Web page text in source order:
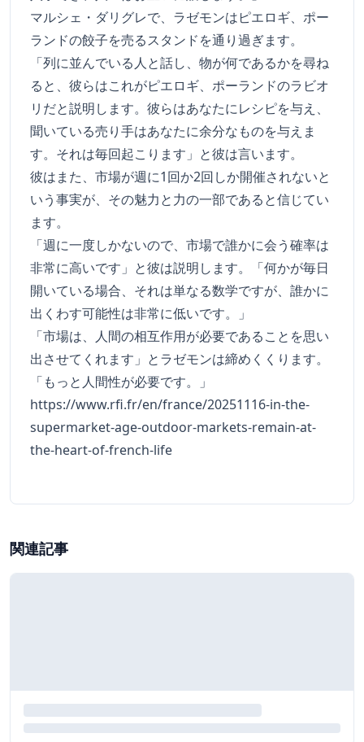
マルシェ・ダリグレで、ラゼモンはピエロギ、ポー
ランドの餃子を売るスタンドを通り過ぎます。
「列に並んでいる人と話し、物が何であるかを尋ね
ると、彼らはこれがピエロギ、ポーランドのラビオ
リだと説明します。彼らはあなたにレシピを与え、
聞いている売り手はあなたに余分なものを与えま
す。それは毎回起こります」と彼は言います。
彼はまた、市場が週に1回か2回しか開催されないと
いう事実が、その魅力と力の一部であると信じてい
ます。
「週に一度しかないので、市場で誰かに会う確率は
非常に高いです」と彼は説明します。「何かが毎日
開いている場合、それは単なる数学ですが、誰かに
出くわす可能性は非常に低いです。」
「市場は、人間の相互作用が必要であることを思い
出させてくれます」とラゼモンは締めくくります。
「もっと人間性が必要です。」
https://www.rfi.fr/en/france/20251116-in-the-
supermarket-age-outdoor-markets-remain-at-
the-heart-of-french-life
関連記事